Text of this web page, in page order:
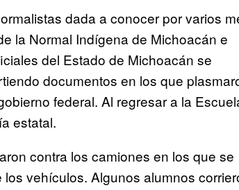
dada a conocer por varios
la Normal Indígena de Michoacán e
del Estado de Michoacán se
documentos en los que
federal. Al regresar a la
estatal.
contra los camiones en los que se
vehículos. Algunos alumnos